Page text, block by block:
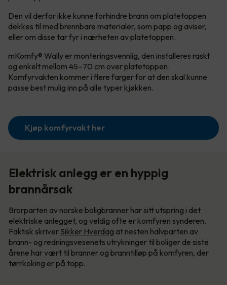
Den vil derfor ikke kunne forhindre brann om platetoppen
dekkes til med brennbare materialer, som papp og aviser,
eller om disse tar fyr i nærheten av platetoppen.
mKomfy® Wally er monteringsvennlig, den installeres raskt
og enkelt mellom 45–70 cm over platetoppen.
Komfyrvakten kommer i flere farger for at den skal kunne
passe best mulig inn på alle typer kjøkken.
Kjøp komfyrvakt her
Elektrisk anlegg er en hyppig
brannårsak
Brorparten av norske boligbranner har sitt utspring i det
elektriske anlegget, og veldig ofte er komfyren synderen.
Faktisk skriver Sikker Hverdag at nesten halvparten av
brann- og redningsvesenets utrykninger til boliger de siste
årene har vært til branner og branntilløp på komfyren, der
tørrkoking er på topp.